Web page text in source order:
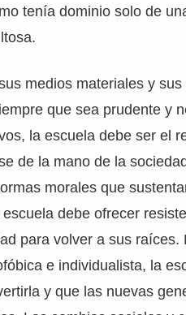
tenía dominio solo de
medios materiales y
que sea prudente y
la escuela debe ser el
de la mano de la
morales que
debe ofrecer
para volver a sus raíces.
e individualista, la
y que las nuevas